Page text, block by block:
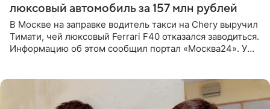
люксовый автомобиль за 157 млн рублей
В Москве на заправке водитель такси на Chery выручил
Тимати, чей люксовый Ferrari F40 отказался заводиться.
Информацию об этом сообщил портал «Москва24». У